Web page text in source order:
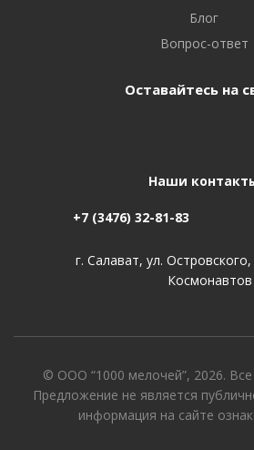
Блог
Вопрос-ответ
Оставайтесь на
Наши
+7 (3476) 32-81-83
г. Салават, ул.
Космонавтов
© ООО “1000 мелочей”, 2026.
Предложение не является
информация на сайте